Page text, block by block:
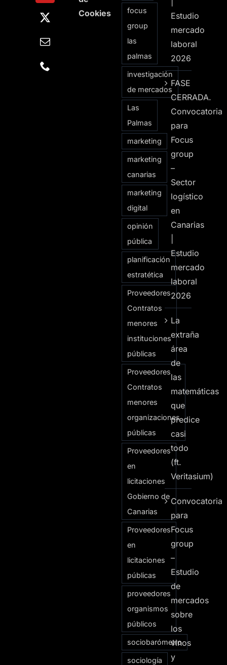
Cookies
focus
group
las
palmas
investigación
de mercados
Las
Palmas
marketing
marketing
canarias
marketing
digital
opinión
pública
planificación
estratética
Proveedores
Contratos
menores
instituciones
públicas
Proveedores
Contratos
menores
organizaciones
públicas
Proveedores
en
licitaciones
Gobierno de
Canarias
Proveedores
en
licitaciones
públicas
proveedores
organismos
públicos
sociobarómetro
sociología
Estudio
mercado
laboral
2026
FASE
CERRADA.
Convocatoria
para
Focus
group
–
Sector
logístico
en
Canarias
Estudio
mercado
laboral
2026
La
extraña
área
de
las
matemáticas
que
predice
casi
todo
(ft.
Veritasium)
Convocatoria
para
Focus
group
–
Estudio
de
mercados
sobre
los
vinos
y